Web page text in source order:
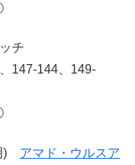
チ
147-144、149-
) アマド・ウルスア